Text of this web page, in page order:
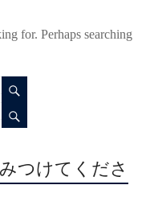
for. Perhaps searching
つけてくださ